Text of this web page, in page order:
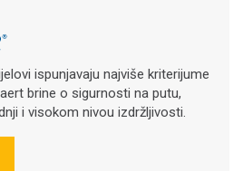
ispunjavaju najviše kriterijume
brine o sigurnosti na putu,
i visokom nivou izdržljivosti.